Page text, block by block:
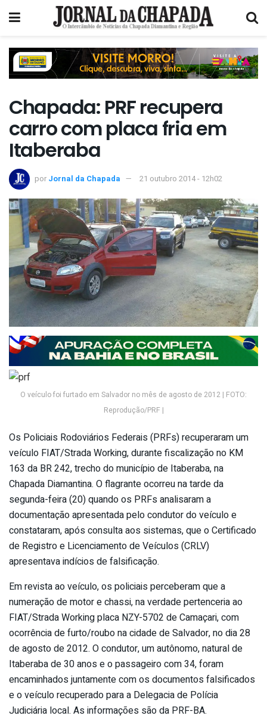
Chapada: PRF recupera
carro com placa fria em
Itaberaba
por Jornal da Chapada 21 outubro 2014 - 12h02
O veículo foi furtado em Salvador no mês de agosto de 2012 | FOTO:
Reprodução/PRF |
Os Policiais Rodoviários Federais (PRFs) recuperaram um
veículo FIAT/Strada Working, durante fiscalização no KM
163 da BR 242, trecho do município de Itaberaba, na
Chapada Diamantina. O flagrante ocorreu na tarde da
segunda-feira (20) quando os PRFs analisaram a
documentação apresentada pelo condutor do veículo e
constataram, após consulta aos sistemas, que o Certificado
de Registro e Licenciamento de Veículos (CRLV)
apresentava indícios de falsificação.
Em revista ao veículo, os policiais perceberam que a
numeração de motor e chassi, na verdade pertenceria ao
FIAT/Strada Working placa NZY-5702 de Camaçari, com
ocorrência de furto/roubo na cidade de Salvador, no dia 28
de agosto de 2012. O condutor, um autônomo, natural de
Itaberaba de 30 anos e o passageiro com 34, foram
encaminhados juntamente com os documentos falsificados
e o veículo recuperado para a Delegacia de Polícia
Judiciária local. As informações são da PRF-BA.